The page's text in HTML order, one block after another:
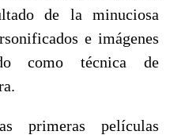
de la minuciosa
e imágenes
como técnica de
primeras películas